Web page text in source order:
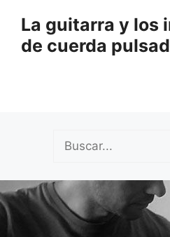
contenido
La guitarra y los
de cuerda